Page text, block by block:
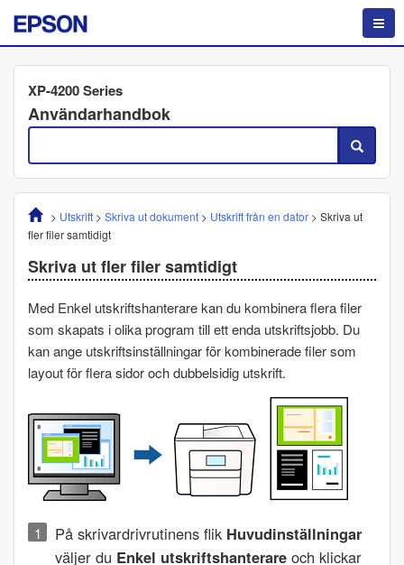
XP-4200 Series
Användarhandbok
> Utskrift> Skriva ut dokument> Utskrift från en dator> Skriva ut
fler filer samtidigt
Skriva ut fler filer samtidigt
Med Enkel utskriftshanterarekan du kombinera flera filer
som skapats i olika program till ett enda utskriftsjobb. Du
kan ange utskriftsinställningar för kombinerade filer som
layout för flera sidor och dubbelsidig utskrift.
På skrivardrivrutinens flik Huvudinställningar
väljer du Enkel utskriftshanterare och klickar